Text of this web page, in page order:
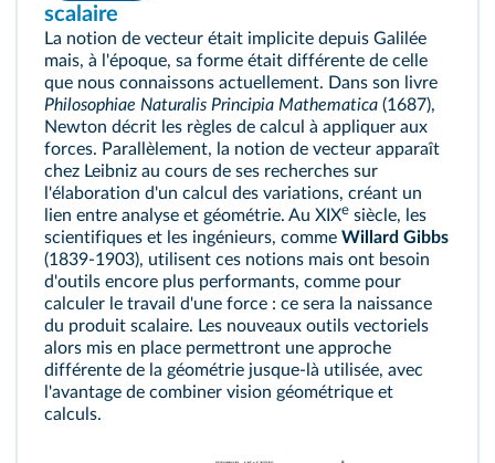
scalaire
La notion de vecteur était implicite depuis Galilée
mais, à l'époque, sa forme était différente de celle
que nous connaissons actuellement. Dans son livre
Philosophiae Naturalis Principia Mathematica (1687),
Newton décrit les règles de calcul à appliquer aux
forces. Parallèlement, la notion de vecteur apparaît
chez Leibniz au cours de ses recherches sur
l'élaboration d'un calcul des variations, créant un
lien entre analyse et géométrie. Au XIXe siècle, les
scientifiques et les ingénieurs, comme Willard Gibbs
(1839-1903), utilisent ces notions mais ont besoin
d'outils encore plus performants, comme pour
calculer le travail d'une force : ce sera la naissance
du produit scalaire. Les nouveaux outils vectoriels
alors mis en place permettront une approche
différente de la géométrie jusque-là utilisée, avec
l'avantage de combiner vision géométrique et
calculs.